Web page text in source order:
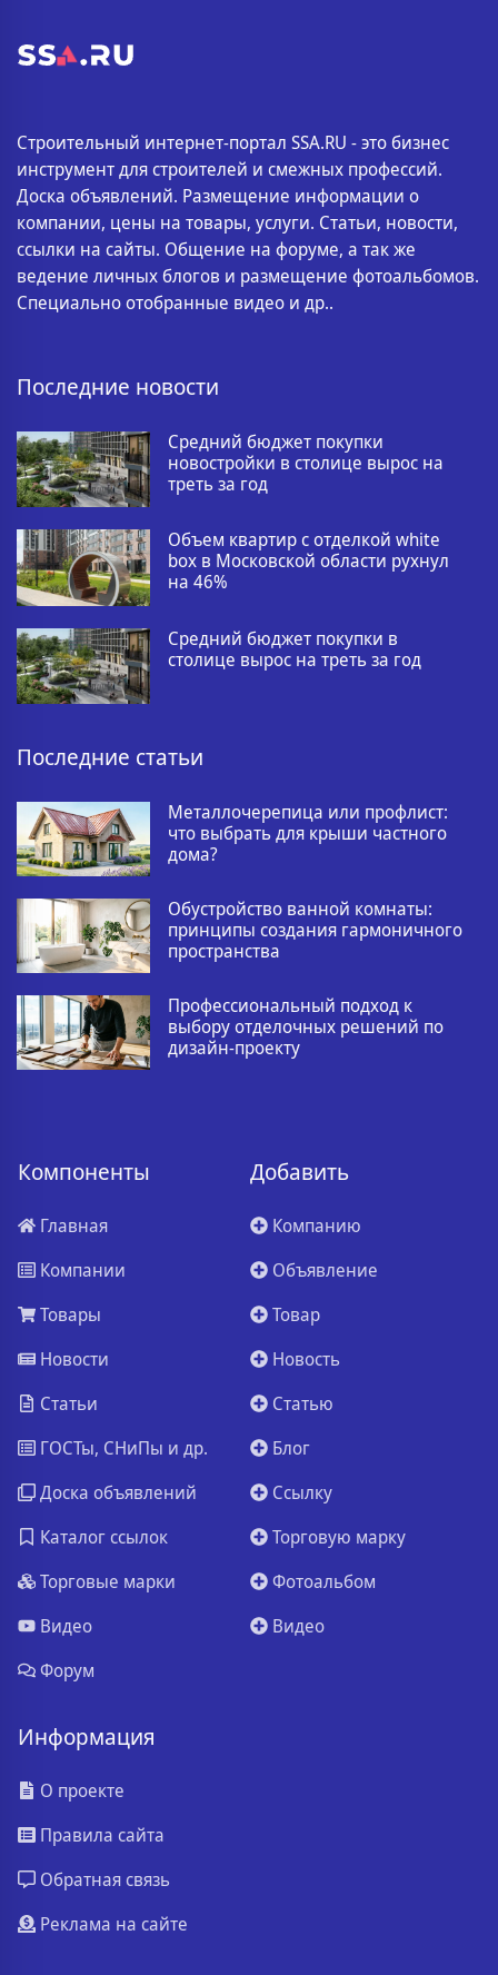
Строительный интернет-портал SSA.RU - это бизнес
инструмент для строителей и смежных профессий.
Доска объявлений. Размещение информации о
компании, цены на товары, услуги. Статьи, новости,
ссылки на сайты. Общение на форуме, а так же
ведение личных блогов и размещение фотоальбомов.
Специально отобранные видео и др..
Последние новости
Средний бюджет покупки
новостройки в столице вырос на
треть за год
Объем квартир с отделкой white
box в Московской области рухнул
на 46%
Средний бюджет покупки в
столице вырос на треть за год
Последние статьи
Металлочерепица или профлист:
что выбрать для крыши частного
дома?
Обустройство ванной комнаты:
принципы создания гармоничного
пространства
Профессиональный подход к
выбору отделочных решений по
дизайн-проекту
Компоненты
Главная
Компании
Товары
Новости
Статьи
ГОСТы, СНиПы и др.
Доска объявлений
Каталог ссылок
Торговые марки
Видео
Форум
Добавить
Компанию
Объявление
Товар
Новость
Статью
Блог
Ссылку
Торговую марку
Фотоальбом
Видео
Информация
О проекте
Правила сайта
Обратная связь
Реклама на сайте